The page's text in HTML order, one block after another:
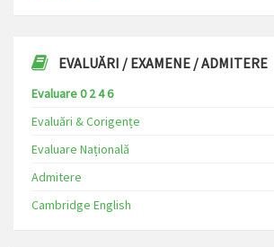
EVALUĂRI / EXAMENE / ADMITERE
Evaluare 0 2 4 6
Evaluări & Corigențe
Evaluare Națională
Admitere
Cambridge English